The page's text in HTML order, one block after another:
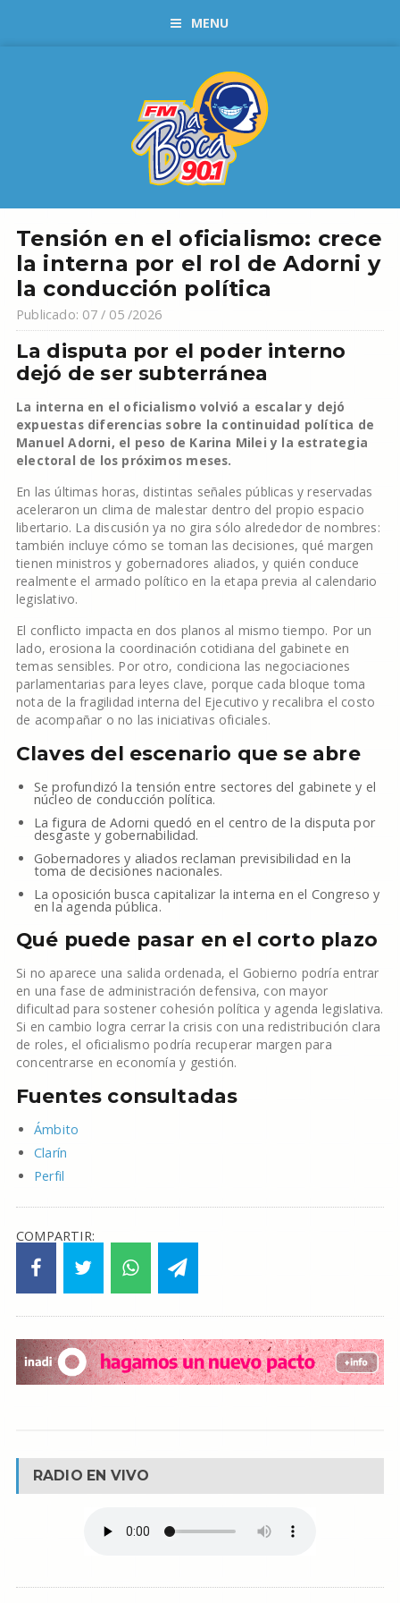
MENU
Tensión en el oficialismo: crece
la interna por el rol de Adorni y
la conducción política
Publicado: 07 / 05 /2026
La disputa por el poder interno
dejó de ser subterránea
La interna en el oficialismo volvió a escalar y dejó
expuestas diferencias sobre la continuidad política de
Manuel Adorni, el peso de Karina Milei y la estrategia
electoral de los próximos meses.
En las últimas horas, distintas señales públicas y reservadas
aceleraron un clima de malestar dentro del propio espacio
libertario. La discusión ya no gira sólo alrededor de nombres:
también incluye cómo se toman las decisiones, qué margen
tienen ministros y gobernadores aliados, y quién conduce
realmente el armado político en la etapa previa al calendario
legislativo.
El conflicto impacta en dos planos al mismo tiempo. Por un
lado, erosiona la coordinación cotidiana del gabinete en
temas sensibles. Por otro, condiciona las negociaciones
parlamentarias para leyes clave, porque cada bloque toma
nota de la fragilidad interna del Ejecutivo y recalibra el costo
de acompañar o no las iniciativas oficiales.
Claves del escenario que se abre
Se profundizó la tensión entre sectores del gabinete y el
núcleo de conducción política.
La figura de Adorni quedó en el centro de la disputa por
desgaste y gobernabilidad.
Gobernadores y aliados reclaman previsibilidad en la
toma de decisiones nacionales.
La oposición busca capitalizar la interna en el Congreso y
en la agenda pública.
Qué puede pasar en el corto plazo
Si no aparece una salida ordenada, el Gobierno podría entrar
en una fase de administración defensiva, con mayor
dificultad para sostener cohesión política y agenda legislativa.
Si en cambio logra cerrar la crisis con una redistribución clara
de roles, el oficialismo podría recuperar margen para
concentrarse en economía y gestión.
Fuentes consultadas
Ámbito
Clarín
Perfil
COMPARTIR:
RADIO EN VIVO